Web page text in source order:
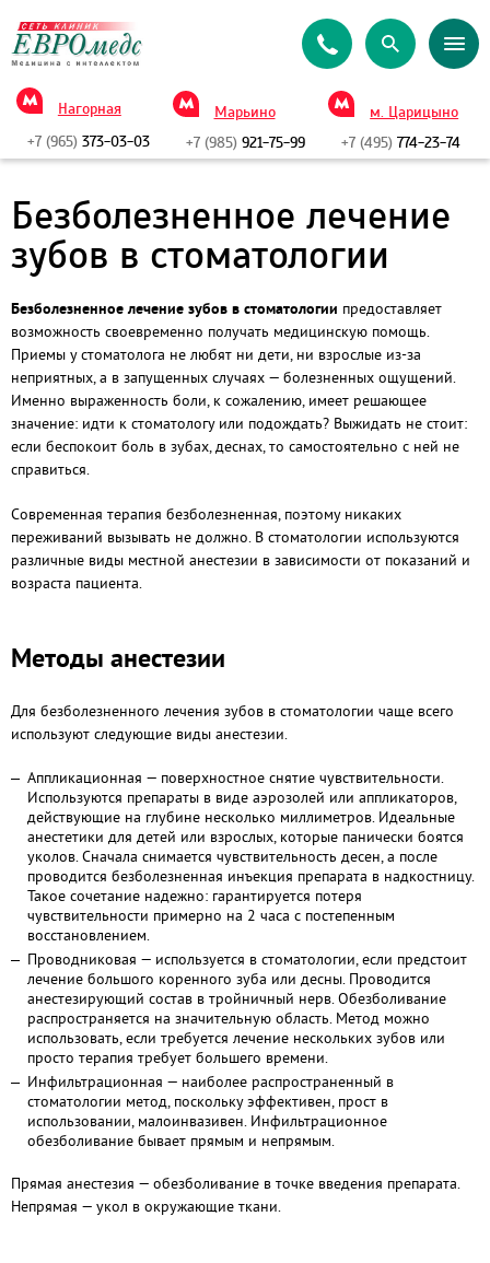
Нагорная
+7 (965) 373-03-03
Марьино
+7 (985)921-75-99
м. Царицыно
+7 (495) 774-23-74
Безболезненное лечение
зубов в стоматологии
Безболезненное лечение зубов в стоматологии предоставляет
возможность своевременно получать медицинскую помощь.
Приемы у стоматолога не любят ни дети, ни взрослые из-за
неприятных, а в запущенных случаях — болезненных ощущений.
Именно выраженность боли, к сожалению, имеет решающее
значение: идти к стоматологу или подождать? Выжидать не стоит:
если беспокоит боль в зубах, деснах, то самостоятельно с ней не
справиться.
Современная терапия безболезненная, поэтому никаких
переживаний вызывать не должно. В стоматологии используются
различные виды местной анестезии в зависимости от показаний и
возраста пациента.
Методы анестезии
Для безболезненного лечения зубов в стоматологии чаще всего
используют следующие виды анестезии.
Аппликационная — поверхностное снятие чувствительности.
Используются препараты в виде аэрозолей или аппликаторов,
действующие на глубине несколько миллиметров. Идеальные
анестетики для детей или взрослых, которые панически боятся
уколов. Сначала снимается чувствительность десен, а после
проводится безболезненная инъекция препарата в надкостницу.
Такое сочетание надежно: гарантируется потеря
чувствительности примерно на 2 часа с постепенным
восстановлением.
Проводниковая — используется в стоматологии, если предстоит
лечение большого коренного зуба или десны. Проводится
анестезирующий состав в тройничный нерв. Обезболивание
распространяется на значительную область. Метод можно
использовать, если требуется лечение нескольких зубов или
просто терапия требует большего времени.
Инфильтрационная — наиболее распространенный в
стоматологии метод, поскольку эффективен, прост в
использовании, малоинвазивен. Инфильтрационное
обезболивание бывает прямым и непрямым.
Прямая анестезия — обезболивание в точке введения препарата.
Непрямая — укол в окружающие ткани.